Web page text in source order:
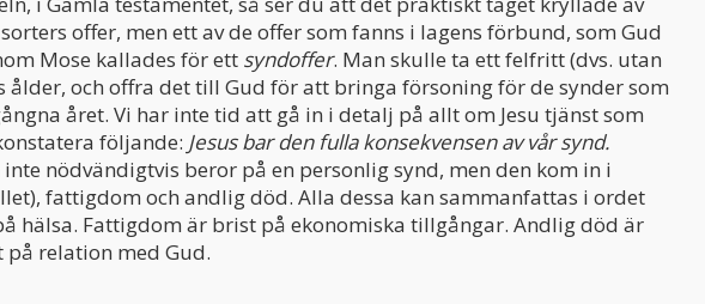
offer, men ett av de offer som fanns i lagens förbund, som Gud
Mose kallades för ett syndoffer. Man skulle ta ett felfritt (dvs. utan
ålder, och offra det till Gud för att bringa försoning för de synder som
året. Vi har inte tid att gå in i detalj på allt om Jesu tjänst som
följande: Jesus bar den fulla konsekvensen av vår synd.
nödvändigtvis beror på en personlig synd, men den kom in i
fattigdom och andlig död. Alla dessa kan sammanfattas i ordet
hälsa. Fattigdom är brist på ekonomiska tillgångar. Andlig död är
relation med Gud.